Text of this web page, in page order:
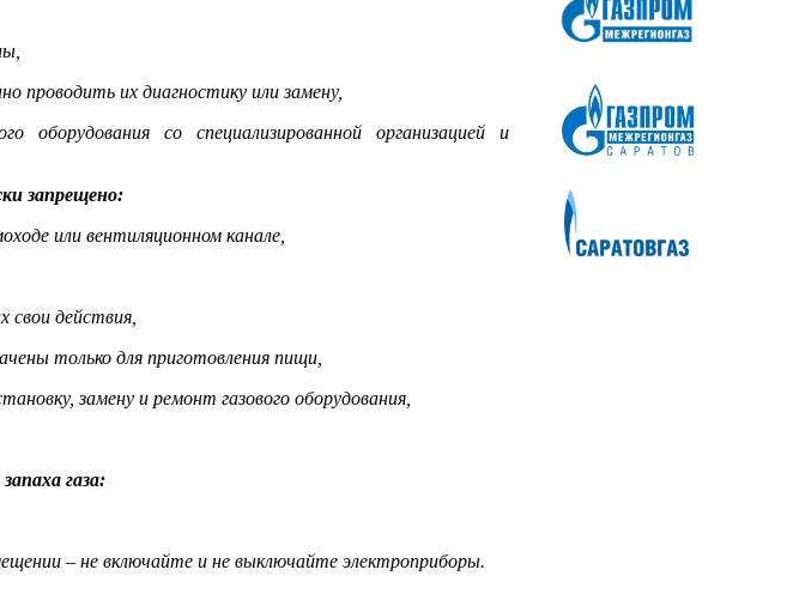
проводить их диагностику или замену,
оборудования со специализированной организацией и
запрещено:
или вентиляционном канале,
свои действия,
только для приготовления пищи,
замену и ремонт газового оборудования,
газа:
– не включайте и не выключайте электроприборы.